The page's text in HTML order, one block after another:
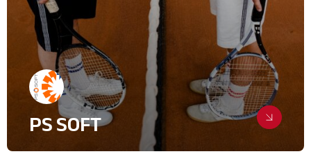
PS SOFT
Sportivement vôtre…